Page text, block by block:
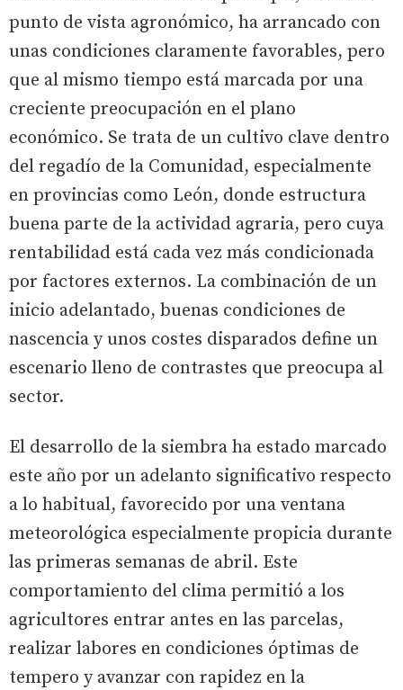
punto de vista agronómico, ha arrancado con
unas condiciones claramente favorables, pero
que al mismo tiempo está marcada por una
creciente preocupación en el plano
económico. Se trata de un cultivo clave dentro
del regadío de la Comunidad, especialmente
en provincias como León, donde estructura
buena parte de la actividad agraria, pero cuya
rentabilidad está cada vez más condicionada
por factores externos. La combinación de un
inicio adelantado, buenas condiciones de
nascencia y unos costes disparados define un
escenario lleno de contrastes que preocupa al
sector.
El desarrollo de la siembra ha estado marcado
este año por un adelanto significativo respecto
a lo habitual, favorecido por una ventana
meteorológica especialmente propicia durante
las primeras semanas de abril. Este
comportamiento del clima permitió a los
agricultores entrar antes en las parcelas,
realizar labores en condiciones óptimas de
tempero y avanzar con rapidez en la